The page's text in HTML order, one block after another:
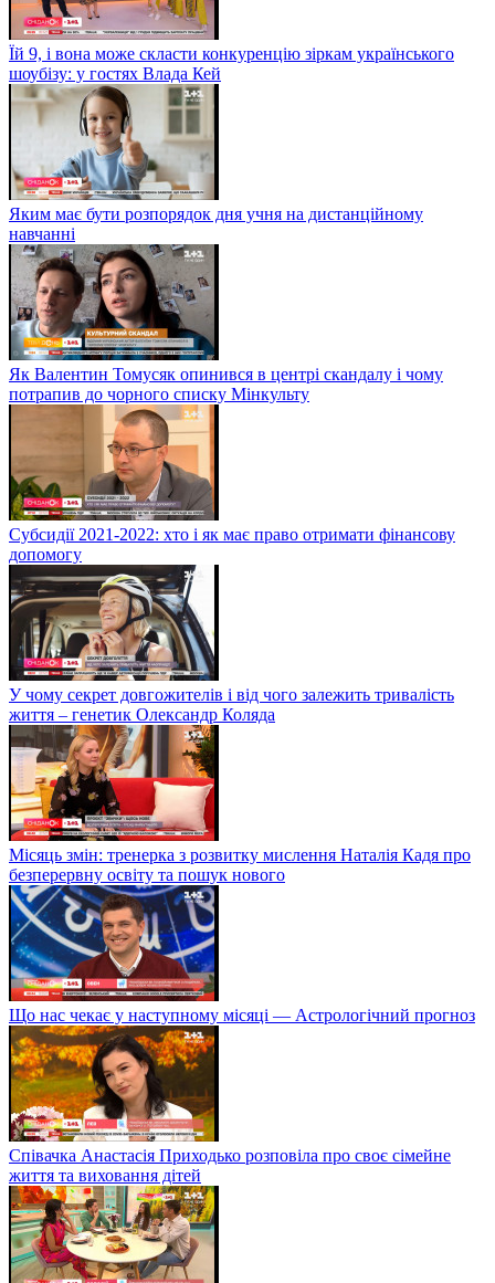
Їй 9, і вона може скласти конкуренцію зіркам українського
шоубізу: у гостях Влада Кей
Яким має бути розпорядок дня учня на дистанційному
навчанні
Як Валентин Томусяк опинився в центрі скандалу і чому
потрапив до чорного списку Мінкульту
Субсидії 2021-2022: хто і як має право отримати фінансову
допомогу
У чому секрет довгожителів і від чого залежить тривалість
життя – генетик Олександр Коляда
Місяць змін: тренерка з розвитку мислення Наталія Кадя про
безперервну освіту та пошук нового
Що нас чекає у наступному місяці — Астрологічний прогноз
Співачка Анастасія Приходько розповіла про своє сімейне
життя та виховання дітей